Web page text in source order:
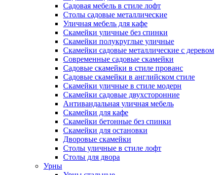
Садовая мебель в стиле лофт
Столы садовые металлические
Уличная мебель для кафе
Скамейки уличные без спинки
Скамейки полукруглые уличные
Скамейки садовые металлические с деревом
Современные садовые скамейки
Садовые скамейки в стиле прованс
Садовые скамейки в английском стиле
Скамейки уличные в стиле модерн
Скамейки садовые двухсторонние
Антивандальная уличная мебель
Скамейки для кафе
Скамейки бетонные без спинки
Скамейки для остановки
Дворовые скамейки
Столы уличные в стиле лофт
Столы для двора
Урны